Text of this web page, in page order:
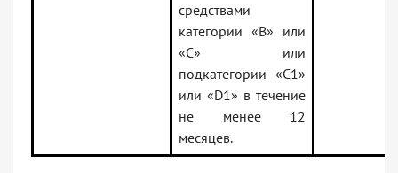
средствами
категории «B» или
«C» или
подкатегории «C1»
или «D1» в течение
не менее 12
месяцев.